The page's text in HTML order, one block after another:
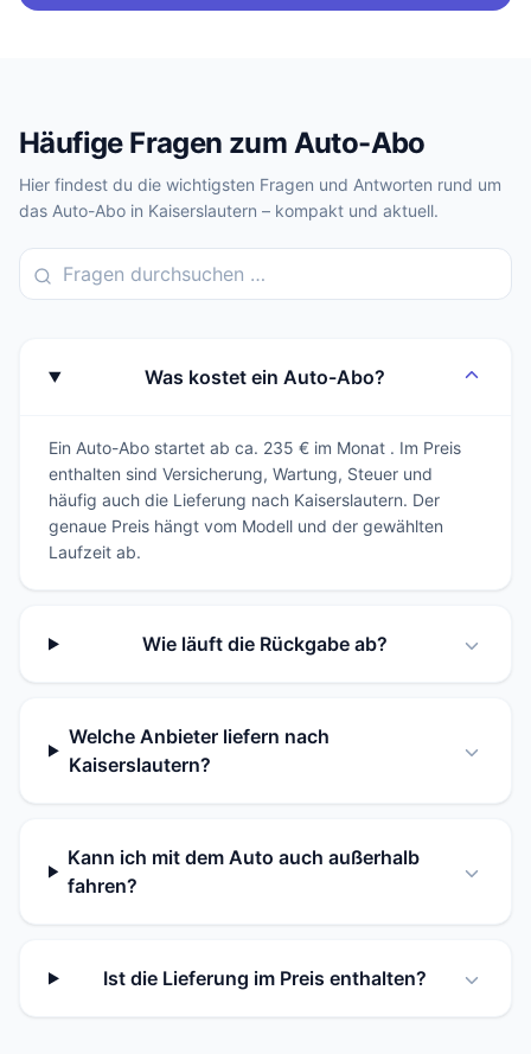
Häufige Fragen zum Auto-Abo
Hier findest du die wichtigsten Fragen und Antworten rund um
das Auto-Abo in Kaiserslautern – kompakt und aktuell.
Was kostet ein Auto-Abo?
Ein Auto-Abo startet ab ca. 235 € im Monat . Im Preis
enthalten sind Versicherung, Wartung, Steuer und
häufig auch die Lieferung nach Kaiserslautern. Der
genaue Preis hängt vom Modell und der gewählten
Laufzeit ab.
Wie läuft die Rückgabe ab?
Welche Anbieter liefern nach
Kaiserslautern?
Kann ich mit dem Auto auch außerhalb
fahren?
Ist die Lieferung im Preis enthalten?